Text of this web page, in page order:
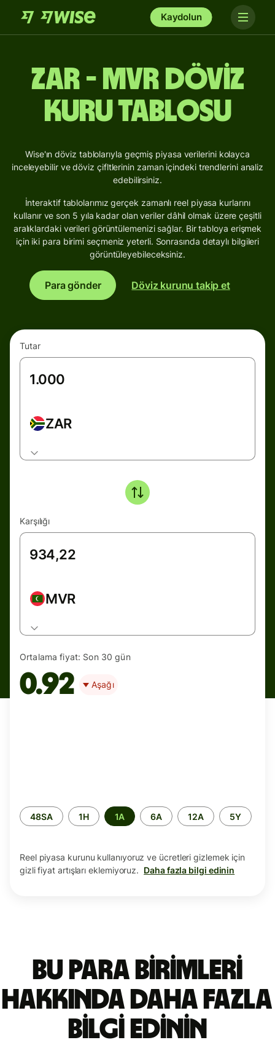
Kaydolun
ZAR - MVR Döviz
Kuru Tablosu
Wise'ın döviz tablolarıyla geçmiş piyasa verilerini kolayca
inceleyebilir ve döviz çifltlerinin zaman içindeki trendlerini analiz
edebilirsiniz.
İnteraktif tablolarımız gerçek zamanlı reel piyasa kurlarını
kullanır ve son 5 yıla kadar olan veriler dâhil olmak üzere çeşitli
aralıklardaki verileri görüntülemenizi sağlar. Bir tabloya erişmek
için iki para birimi seçmeniz yeterli. Sonrasında detaylı bilgileri
görüntüleyebileceksiniz.
Para gönder Döviz kurunu takip et
Tutar
ZAR
Karşılığı
MVR
Ortalama fiyat: Son 30 gün
0.92 Aşağı
Zaman
aralığı
48SA 1H 1A 6A 12A 5Y
Reel piyasa kurunu kullanıyoruz ve ücretleri gizlemek için
gizli fiyat artışları eklemiyoruz. Daha fazla bilgi edinin
Bu para birimleri
hakkında daha fazla
bilgi edinin